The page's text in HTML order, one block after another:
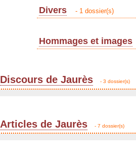
Divers - 1 dossier(s)
Hommages et images
Discours de Jaurès - 3 dossier(s)
Articles de Jaurès - 7 dossier(s)